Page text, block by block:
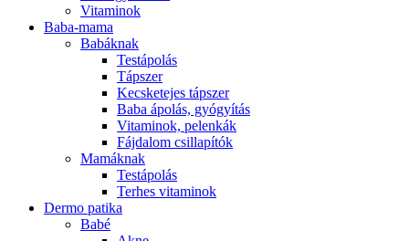
Vitaminok
Baba-mama
Babáknak
Testápolás
Tápszer
Kecsketejes tápszer
Baba ápolás, gyógyítás
Vitaminok, pelenkák
Fájdalom csillapítók
Mamáknak
Testápolás
Terhes vitaminok
Dermo patika
Babé